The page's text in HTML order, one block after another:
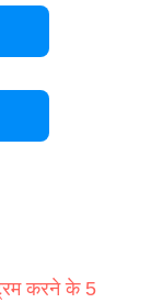
करने के 5